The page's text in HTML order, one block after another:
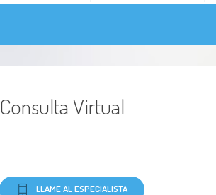
Consulta Virtual
LLAME AL ESPECIALISTA